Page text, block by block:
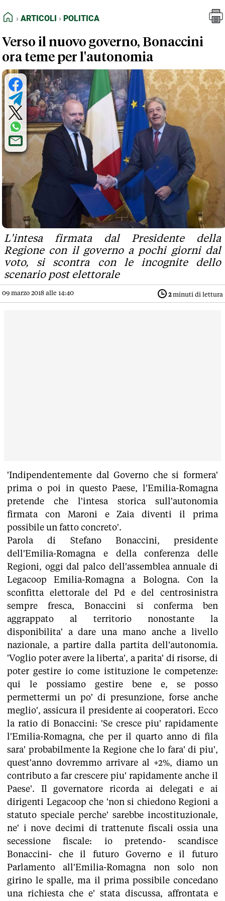
FEED RSS
NORMATIVE DEONTOLOGICHE
TERMINI e CONDIZIONI
HOME
ARTICOLI POLITICA
Verso il nuovo governo, Bonaccini
ora teme per l'autonomia
L'intesa firmata dal Presidente della
Regione con il governo a pochi giorni dal
voto, si scontra con le incognite dello
scenario post elettorale
09 marzo 2018 alle 14:40 2minuti di lettura
'Indipendentemente dal Governo che si formera'
prima o poi in questo Paese, l'Emilia-Romagna
pretende che l'intesa storica sull'autonomia
firmata con Maroni e Zaia diventi il prima
possibile un fatto concreto'.
Parola di Stefano Bonaccini, presidente
dell'Emilia-Romagna e della conferenza delle
Regioni, oggi dal palco dell'assemblea annuale di
Legacoop Emilia-Romagna a Bologna. Con la
sconfitta elettorale del Pd e del centrosinistra
sempre fresca, Bonaccini si conferma ben
aggrappato al territorio nonostante la
disponibilita' a dare una mano anche a livello
nazionale, a partire dalla partita dell'autonomia.
'Voglio poter avere la liberta', a parita' di risorse, di
poter gestire io come istituzione le competenze:
qui le possiamo gestire bene e, se posso
permettermi un po' di presunzione, forse anche
meglio', assicura il presidente ai cooperatori. Ecco
la ratio di Bonaccini: 'Se cresce piu' rapidamente
l'Emilia-Romagna, che per il quarto anno di fila
sara' probabilmente la Regione che lo fara' di piu',
quest'anno dovremmo arrivare al +2%, diamo un
contributo a far crescere piu' rapidamente anche il
Paese'. Il governatore ricorda ai delegati e ai
dirigenti Legacoop che 'non si chiedono Regioni a
statuto speciale perche' sarebbe incostituzionale,
ne' i nove decimi di trattenute fiscali ossia una
secessione fiscale: io pretendo- scandisce
Bonaccini- che il futuro Governo e il futuro
Parlamento all'Emilia-Romagna non solo non
girino le spalle, ma il prima possibile concedano
una richiesta che e' stata discussa, affrontata e